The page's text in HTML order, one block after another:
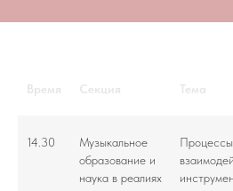
Время Секция Тема
14.30
Музыкальное
образование и
наука в реалиях
Процессы